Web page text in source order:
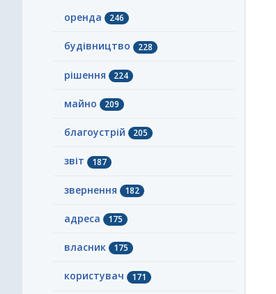
оренда 246
будівництво 228
рішення 224
майно 209
благоустрій 205
звіт 187
звернення 182
адреса 175
власник 175
користувач 171